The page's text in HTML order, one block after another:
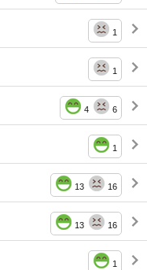
1
1
4 6
1
13 16
13 16
1